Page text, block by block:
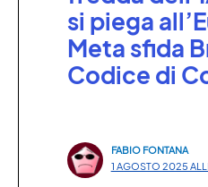
si piega
Meta sfida
Codice di
FABIO FONTANA
1 AGOSTO 2025